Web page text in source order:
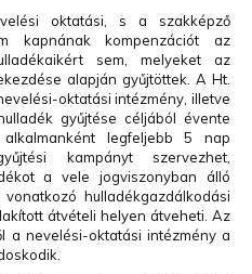
oktatási, s a szakképző
kapnának kompenzációt az
sem, melyeket az
alapján gyűjtöttek. A Ht.
oktatási intézmény, illetve
gyűjtése céljából évente
legfeljebb 5 nap
kampányt szervezhet,
a vele jogviszonyban álló
hulladékgazdálkodási
átvételi helyen átveheti. Az
a nevelési-oktatási intézmény a